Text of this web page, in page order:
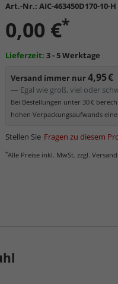
Art.-Nr.: AIC-463450D170-10-H
0,00 €*
Lieferzeit: 3 - 5 Werktage
Versand immer nur4,95 €
— Egal wie groß, viel oder
Bei Bestellungen unter 30 €
hohen Verpackungsaufwands
Stellen Sie Fragen zu diesem
*Alle Preise inkl. MwSt. zzgl.